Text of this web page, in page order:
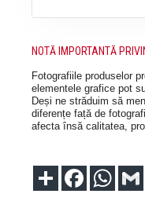
NOTĂ IMPORTANTĂ
Fotografiile produselor
elementele grafice pot
Deși ne străduim să
diferențe față de
afecta însă calitatea,
PartajareFacebook